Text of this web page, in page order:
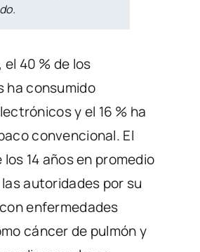
el 40 % de los
ha consumido
y el 16 % ha
convencional. El
14 años en promedio
autoridades por su
enfermedades
cáncer de pulmón y